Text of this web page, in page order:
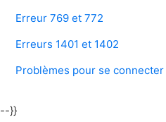
Erreur 769 et 772
Erreurs 1401 et 1402
Problèmes pour se connecter
--}}